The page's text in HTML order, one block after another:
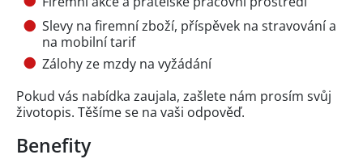
Slevy na firemní zboží, příspěvek na stravování a
na mobilní tarif
Zálohy ze mzdy na vyžádání
Pokud vás nabídka zaujala, zašlete nám prosím svůj
životopis. Těšíme se na vaši odpověď.
Benefity